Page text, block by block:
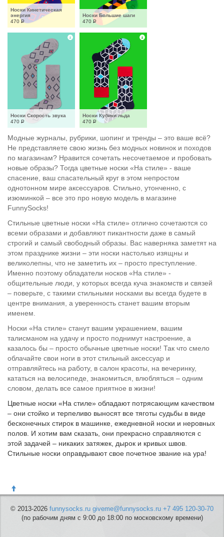
Носки Кинетическая
энергия
470 Р
Носки Большие шаги
470 Р
Носки Скорость звука
470 Р
Носки Кубики льда
470 Р
Модные журналы, рубрики, шопинг и тренды – это ваше всё?
Не представляете свою жизнь без модных новинок и походов
по магазинам? Нравится сочетать несочетаемое и пробовать
новые образы? Тогда цветные носки «На стиле» - ваше
спасение, ваш спасательный круг в этом непростом
однотонном мире аксессуаров. Стильно, утонченно, с
изюминкой – все это про новую модель в магазине
FunnySocks!
Стильные цветные носки «На стиле» отлично сочетаются со
всеми образами и добавляют пикантности даже в самый
строгий и самый свободный образы. Вас наверняка заметят на
этом празднике жизни – эти носки настолько изящны и
великолепны, что не заметить их – просто преступление.
Именно поэтому обладатели носков «На стиле» -
общительные люди, у которых всегда куча знакомств и связей
– поверьте, с такими стильными носками вы всегда будете в
центре внимания, а уверенность станет вашим вторым
именем.
Носки «На стиле» станут вашим украшением, вашим
талисманом на удачу и просто поднимут настроение, а
казалось бы – просто обычные цветные носки! Так что смело
облачайте свои ноги в этот стильный аксессуар и
отправляйтесь на работу, в салон красоты, на вечеринку,
кататься на велосипеде, знакомиться, влюбляться – одним
словом, делать все самое приятное в жизни!
Цветные носки «На стиле» обладают потрясающим качеством
– они стойко и терпеливо выносят все тяготы судьбы в виде
бесконечных стирок в машинке, ежедневной носки и неровных
полов. И хотим вам сказать, они прекрасно справляются с
этой задачей – никаких затяжек, дырок и кривых швов.
Стильные носки оправдывают свое почетное звание на ура!
© 2013-2026 funnysocks.ru giveme@funnysocks.ru +7 495 120-30-70
(по рабочим дням с 9:00 до 18:00 по московскому времени)